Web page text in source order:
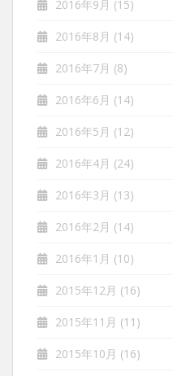
2016年9月 (15)
2016年8月 (14)
2016年7月 (8)
2016年6月 (14)
2016年5月 (12)
2016年4月 (24)
2016年3月 (13)
2016年2月 (14)
2016年1月 (10)
2015年12月 (16)
2015年11月 (11)
2015年10月 (16)